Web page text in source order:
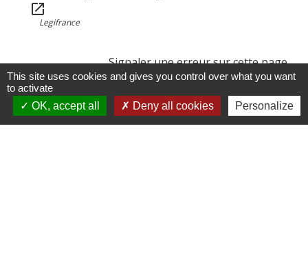
open_in_new
Legifrance
Signaler une erreur sur cette page
This site uses cookies and gives you control over what you want
to activate
OK, accept all
Deny all cookies Personalize